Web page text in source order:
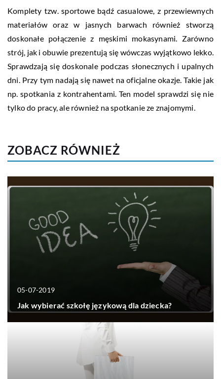
Komplety tzw. sportowe bądź casualowe, z przewiewnych
materiałów oraz w jasnych barwach również stworzą
doskonałe połączenie z męskimi mokasynami. Zarówno
strój, jak i obuwie prezentują się wówczas wyjątkowo lekko.
Sprawdzają się doskonale podczas słonecznych i upalnych
dni. Przy tym nadają się nawet na oficjalne okazje. Takie jak
np. spotkania z kontrahentami. Ten model sprawdzi się nie
tylko do pracy, ale również na spotkanie ze znajomymi.
ZOBACZ RÓWNIEŻ
05-07-2019
Jak wybierać szkołę językową dla dziecka?